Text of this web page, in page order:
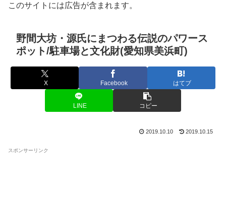
このサイトには広告が含まれます。
野間大坊・源氏にまつわる伝説のパワース
ポット/駐車場と文化財(愛知県美浜町)
X Facebook はてブ
LINE コピー
2019.10.10 2019.10.15
スポンサーリンク